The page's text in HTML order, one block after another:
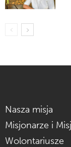
Nasza misja
Misjonarze i
Wolontariusze